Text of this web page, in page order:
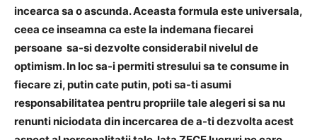
incearca sa o ascunda. Aceasta formula este universala,
ceea ce inseamna ca este la indemana fiecarei
persoane sa-si dezvolte considerabil nivelul de
optimism. In loc sa-i permiti stresului sa te consume in
fiecare zi, putin cate putin, poti sa-ti asumi
responsabilitatea pentru propriile tale alegeri si sa nu
renunti niciodata din incercarea de a-ti dezvolta acest